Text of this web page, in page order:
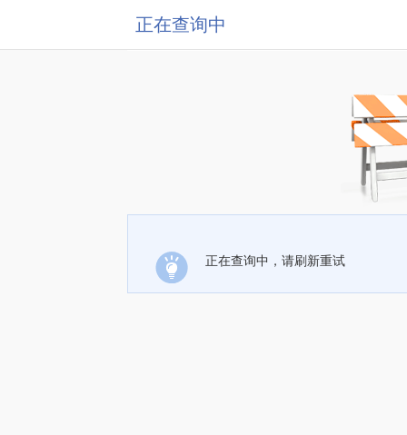
正在查询中
正在查询中，请刷新重试